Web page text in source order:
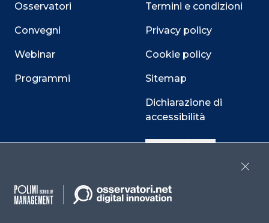
Osservatori
Convegni
Webinar
Programmi
Termini e condizioni
Privacy policy
Cookie policy
Sitemap
Dichiarazione di
accessibilità
Cookie Center
Facebook LinkedIn